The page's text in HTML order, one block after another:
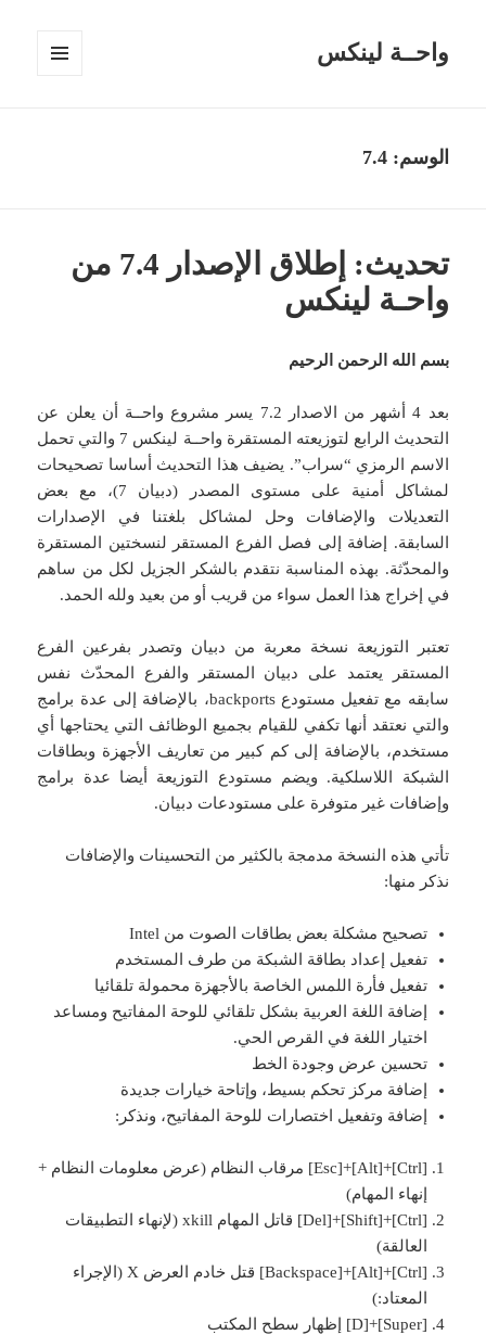
واحــة لينكس
الوسم:7.4
تحديث: إطلاق الإصدار 7.4 من
واحـة لينكس
بسم الله الرحمن الرحيم
بعد 4 أشهر من الاصدار 7.2 يسر مشروع واحــة أن يعلن عن
التحديث الرابع لتوزيعته المستقرة واحــة لينكس 7 والتي تحمل
الاسم الرمزي “سراب”. يضيف هذا التحديث أساسا تصحيحات
لمشاكل أمنية على مستوى المصدر (دبيان 7)، مع بعض
التعديلات والإضافات وحل لمشاكل بلغتنا في الإصدارات
السابقة. إضافة إلى فصل الفرع المستقر لنسختين المستقرة
والمحدّثة. بهذه المناسبة نتقدم بالشكر الجزيل لكل من ساهم
في إخراج هذا العمل سواء من قريب أو من بعيد ولله الحمد.
تعتبر التوزيعة نسخة معربة من دبيان وتصدر بفرعين الفرع
المستقر يعتمد على دبيان المستقر والفرع المحدّث نفس
سابقه مع تفعيل مستودع backports، بالإضافة إلى عدة برامج
والتي نعتقد أنها تكفي للقيام بجميع الوظائف التي يحتاجها أي
مستخدم، بالإضافة إلى كم كبير من تعاريف الأجهزة وبطاقات
الشبكة اللاسلكية. ويضم مستودع التوزيعة أيضا عدة برامج
وإضافات غير متوفرة على مستودعات دبيان.
تأتي هذه النسخة مدمجة بالكثير من التحسينات والإضافات
نذكر منها:
تصحيح مشكلة بعض بطاقات الصوت من Intel
تفعيل إعداد بطاقة الشبكة من طرف المستخدم
تفعيل فأرة اللمس الخاصة بالأجهزة محمولة تلقائيا
إضافة اللغة العربية بشكل تلقائي للوحة المفاتيح ومساعد
اختيار اللغة في القرص الحي.
تحسين عرض وجودة الخط
إضافة مركز تحكم بسيط، وإتاحة خيارات جديدة
إضافة وتفعيل اختصارات للوحة المفاتيح، ونذكر:
[Ctrl]+[Alt]+[Esc] مرقاب النظام (عرض معلومات النظام +
إنهاء المهام)
[Ctrl]+[Shift]+[Del] قاتل المهام xkill (لإنهاء التطبيقات
العالقة)
[Ctrl]+[Alt]+[Backspace] قتل خادم العرض X (الإجراء
المعتاد:)
[Super]+[D] إظهار سطح المكتب